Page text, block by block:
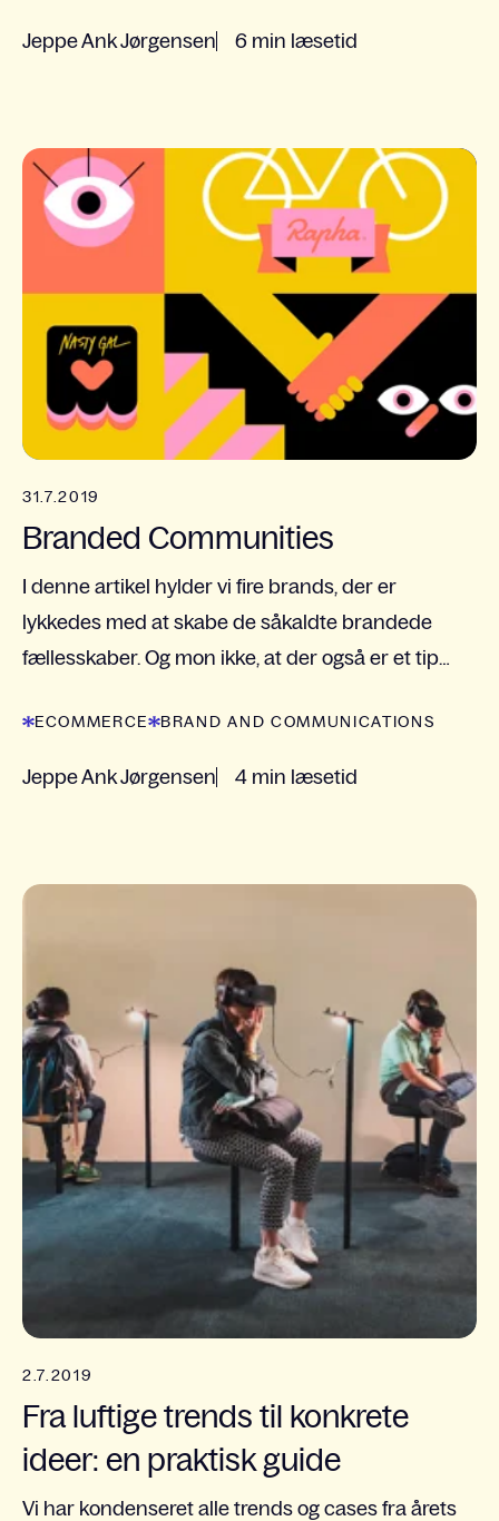
Jeppe Ank Jørgensen 6 min læsetid
31.7.2019
Branded Communities
I denne artikel hylder vi fire brands, der er
lykkedes med at skabe de såkaldte brandede
fællesskaber. Og mon ikke, at der også er et tip
ECOMMERCE BRAND AND COMMUNICATIONS
Jeppe Ank Jørgensen 4 min læsetid
2.7.2019
Fra luftige trends til konkrete
ideer: en praktisk guide
Vi har kondenseret alle trends og cases fra årets